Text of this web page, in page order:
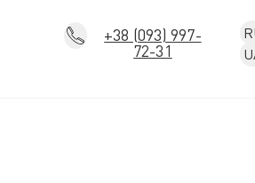
+38 (093) 997-
72-31